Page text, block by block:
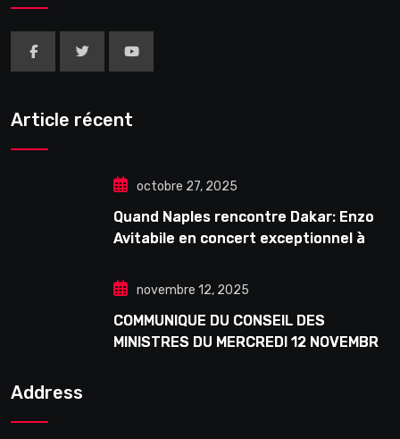
Article récent
octobre 27, 2025
Quand Naples rencontre Dakar: Enzo
Avitabile en concert exceptionnel à
novembre 12, 2025
COMMUNIQUE DU CONSEIL DES
MINISTRES DU MERCREDI 12 NOVEMBRE
Address